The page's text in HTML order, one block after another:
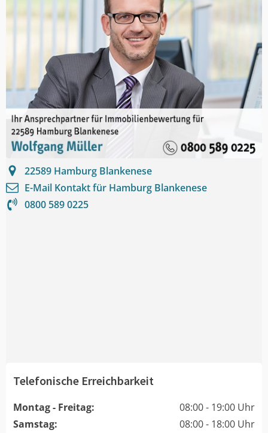
22589 Hamburg Blankenese
E-Mail Kontakt für Hamburg Blankenese
0800 589 0225
Telefonische Erreichbarkeit
Montag - Freitag:
08:00 - 19:00 Uhr
Samstag:
08:00 - 18:00 Uhr